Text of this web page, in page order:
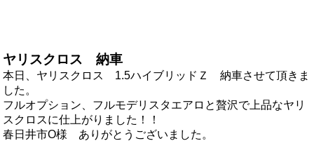
ヤリスクロス 納車
本日、ヤリスクロス 1.5ハイブリッドＺ 納車させて頂きま
した。
フルオプション、フルモデリスタエアロと贅沢で上品なヤリ
スクロスに仕上がりました！！
春日井市О様 ありがとうございました。